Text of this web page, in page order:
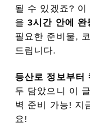
될 수 있겠죠? 이
을3시간 안에 완
필요한 준비물,
드립니다.
등산로 정보부터
두 담았으니 이
벽 준비 가능! 지
요!